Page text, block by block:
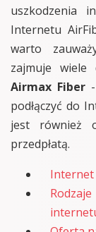
uszkodzenia
Internetu
warto
zajmuje wiele
Airmax Fiber
podłączyć do
jest również
przedpłatą.
Internet